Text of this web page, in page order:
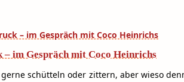
– im Gespräch mit Coco Heinrichs
schütteln oder zittern, aber wieso